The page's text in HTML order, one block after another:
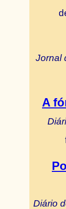
Jornal
A
Diário